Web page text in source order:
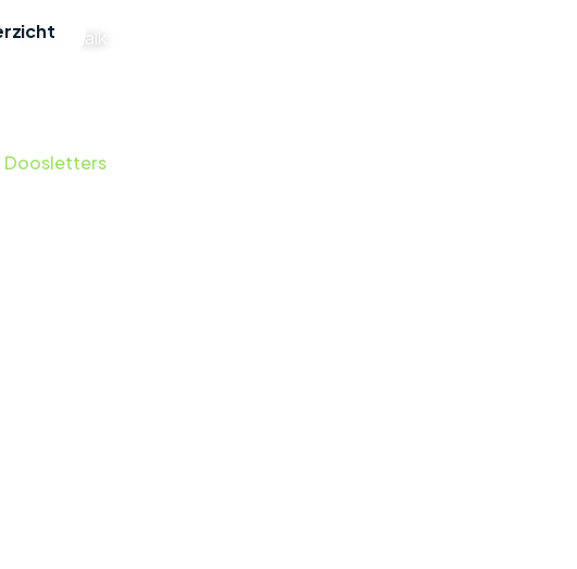
Van der Valk
Valk
Doosletters